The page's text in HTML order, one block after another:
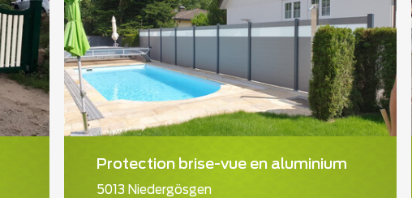
Protection brise-vue en aluminium
5013 Niedergösgen